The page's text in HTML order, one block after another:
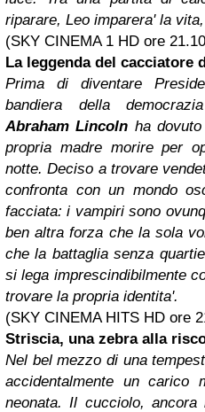
riparare, Leo imparera' la
(SKY CINEMA 1 HD ore
La leggenda del cacciatore
Prima di diventare
bandiera della
Abraham Lincoln ha
propria madre morire per
notte. Deciso a trovare
confronta con un mondo
facciata: i vampiri sono
ben altra forza che la sola
che la battaglia senza
si lega imprescindibilmente
trovare la propria identita'.
(SKY CINEMA HITS HD ore
Striscia, una zebra alla
Nel bel mezzo di una
accidentalmente un carico
neonata. Il cucciolo,